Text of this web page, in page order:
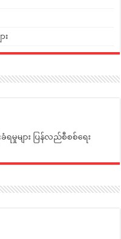
း
ရမှုများ ပြန်လည်စီစစ်ရေး